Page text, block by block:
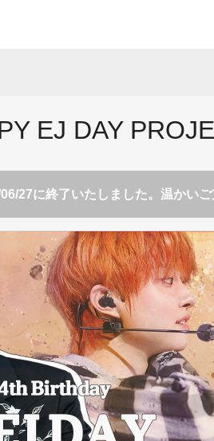
EJ DAY
27に終了いたしました。温かい